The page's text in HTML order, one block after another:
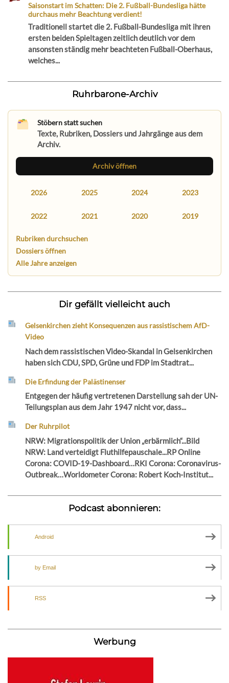
Saisonstart im Schatten: Die 2. Fußball-Bundesliga hätte
durchaus mehr Beachtung verdient!
Traditionell startet die 2. Fußball-Bundesliga mit ihren
ersten beiden Spieltagen zeitlich deutlich vor dem
ansonsten ständig mehr beachteten Fußball-Oberhaus,
welches...
Ruhrbarone-Archiv
Stöbern statt suchen
Texte, Rubriken, Dossiers und Jahrgänge aus dem
Archiv.
Archiv öffnen
2026 2025 2024 2023
2022 2021 2020 2019
Rubriken durchsuchen
Dossiers öffnen
Alle Jahre anzeigen
Dir gefällt vielleicht auch
Gelsenkirchen zieht Konsequenzen aus rassistischem AfD-
Video
Nach dem rassistischen Video-Skandal in Gelsenkirchen
haben sich CDU, SPD, Grüne und FDP im Stadtrat...
Die Erfindung der Palästinenser
Entgegen der häufig vertretenen Darstellung sah der UN-
Teilungsplan aus dem Jahr 1947 nicht vor, dass...
Der Ruhrpilot
NRW: Migrationspolitik der Union „erbärmlich“...Bild
NRW: Land verteidigt Fluthilfepauschale...RP Online
Corona: COVID-19-Dashboard…RKI Corona: Coronavirus-
Outbreak…Worldometer Corona: Robert Koch-Institut...
Podcast abonnieren:
Android
by Email
RSS
Werbung